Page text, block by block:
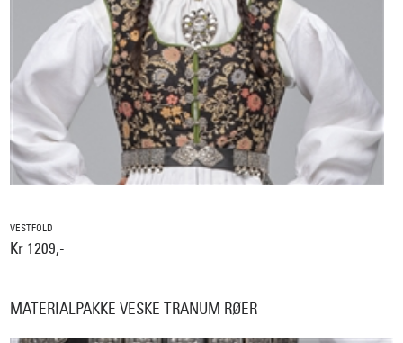
VESTFOLD
Kr 1209,-
MATERIALPAKKE VESKE TRANUM RØER